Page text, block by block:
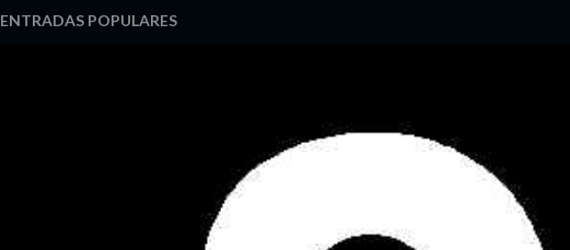
ENTRADAS POPULARES